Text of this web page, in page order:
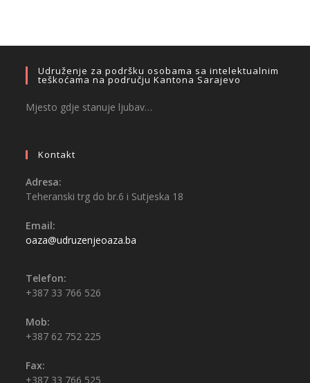
Udruženje za podršku osobama sa intelektualnim
teškoćama na području Kantona Sarajevo
Mjesto gdje stanuje ljubav…
Kontakt
Adresa:
Teheranski trg do br.6 i Sutjeska 18
Email:
oaza@udruzenjeoaza.ba
Telefon:
+387 33 766 526
Mob:
+387 62 752 225
Fax:
+387 33 766 525